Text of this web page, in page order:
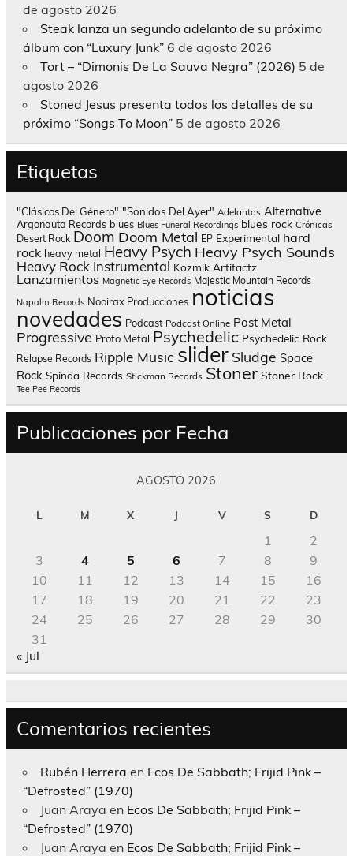
de agosto 2026
Steak lanza un segundo adelanto de su próximo
álbum con “Luxury Junk” 6 de agosto 2026
Tort – “Dimonis De La Sauva Negra” (2026) 5 de
agosto 2026
Stoned Jesus presenta todos los detalles de su
próximo “Songs To Moon” 5 de agosto 2026
Etiquetas
"Clásicos Del Género" "Sonidos Del Ayer" Adelantos Alternative
Argonauta Records blues Blues Funeral Recordings blues rock Crónicas
Desert Rock Doom Doom Metal EP Experimental hard
rock heavy metal Heavy Psych Heavy Psych Sounds
Heavy Rock Instrumental Kozmik Artifactz
Lanzamientos Magnetic Eye Records Majestic Mountain Records
Napalm Records Nooirax Producciones noticias
novedades Podcast Podcast Online Post Metal
Progressive Proto Metal Psychedelic Psychedelic Rock
Relapse Records Ripple Music slider Sludge Space
Rock Spinda Records Stickman Records Stoner Stoner Rock
Tee Pee Records
Publicaciones por Fecha
AGOSTO 2026
L M X J V S D
1
2
3
4 5 6 7 8
9
10
11 12 13 14 15
16
17
18 19 20 21 22
23
24
25 26 27 28 29
30
31
« Jul
Comentarios recientes
Rubén Herrera en Ecos De Sabbath; Frijid Pink –
“Defrosted” (1970)
Juan Araya en Ecos De Sabbath; Frijid Pink –
“Defrosted” (1970)
Juan Araya en Ecos De Sabbath; Frijid Pink –